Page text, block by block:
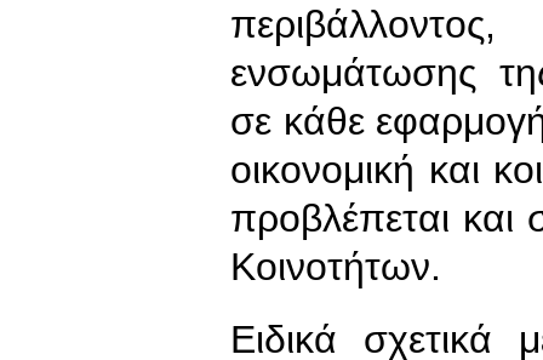
ενσωμάτωσης
σε κάθε εφαρμογή
οικονομική και
προβλέπεται
Κοινοτήτων.
Ειδικά σχετικά